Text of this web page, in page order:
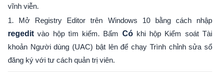
vĩnh viễn.
1. Mở Registry Editor trên Windows 10 bằng cách nhập
regedit vào hộp tìm kiếm. Bấm Cókhi hộp Kiểm soát Tài
khoản Người dùng (UAC) bật lên để chạy Trình chỉnh sửa sổ
đăng ký với tư cách quản trị viên.